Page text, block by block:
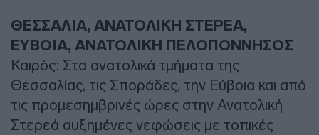
ΘΕΣΣΑΛΙΑ, ΑΝΑΤΟΛΙΚΗ ΣΤΕΡΕΑ,
ΕΥΒΟΙΑ, ΑΝΑΤΟΛΙΚΗ ΠΕΛΟΠΟΝΝΗΣΟΣ
Καιρός: Στα ανατολικά τμήματα της
Θεσσαλίας, τις Σποράδες, την Εύβοια και από
τις προμεσημβρινές ώρες στην Ανατολική
Στερεά αυξημένες νεφώσεις με τοπικές